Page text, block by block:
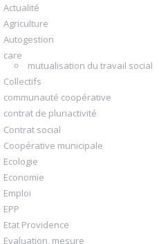
Actualité
Agriculture
Autogestion
care
mutualisation du travail social
Collectifs
communauté coopérative
contrat de pluriactivité
Contrat social
Coopérative municipale
Ecologie
Economie
Emploi
EPP
Etat Providence
Evaluation, mesure